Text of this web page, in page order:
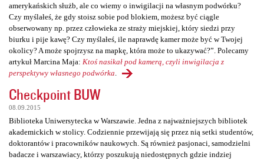
amerykańskich służb, ale co wiemy o inwigilacji na własnym podwórku?
Czy myślałeś, że gdy stoisz sobie pod blokiem, możesz być ciągle
obserwowany np. przez człowieka ze straży miejskiej, który siedzi przy
biurku i pije kawę? Czy myślałeś, ile naprawdę kamer może być w Twojej
okolicy? A może spojrzysz na mapkę, która może to ukazywać?”. Polecamy
artykuł Marcina Maja: Ktoś nasikał pod kamerą, czyli inwigilacja z
perspektywy własnego podwórka
Checkpoint BUW
08.09.2015
Biblioteka Uniwersytecka w Warszawie. Jedna z najważniejszych bibliotek
akademickich w stolicy. Codziennie przewijają się przez nią setki studentów,
doktorantów i pracowników naukowych. Są również pasjonaci, samodzielni
badacze i warszawiacy, którzy poszukują niedostępnych gdzie indziej